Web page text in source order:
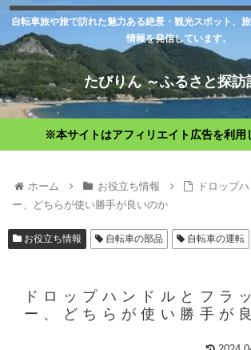
自転車旅や旅で訪れた魅力ある絶景・観光スポット、
情報を発信しています。
たびりん ～ふるさと探訪
※本サイトはアフィリエイト広告を利用
ホーム お役立ち情報
ドロップ
ー、どちらが使い勝手が良いのか
お役立ち情報 自転車の部品 自転車の運転
ドロップハンドルとフラ
ー、どちらが使い勝手が